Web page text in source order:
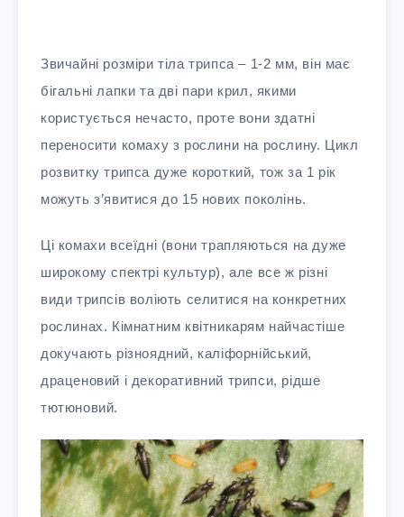
Звичайні розміри тіла трипса – 1-2 мм, він має
бігальні лапки та дві пари крил, якими
користується нечасто, проте вони здатні
переносити комаху з рослини на рослину. Цикл
розвитку трипса дуже короткий, тож за 1 рік
можуть з’явитися до 15 нових поколінь.
Ці комахи всеїдні (вони трапляються на дуже
широкому спектрі культур), але все ж різні
види трипсів воліють селитися на конкретних
рослинах. Кімнатним квітникарям найчастіше
докучають різноядний, каліфорнійський,
драценовий і декоративний трипси, рідше
тютюновий.